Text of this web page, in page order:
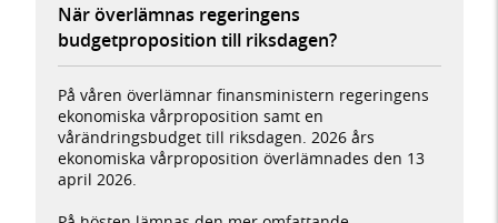
När överlämnas regeringens
budgetproposition till riksdagen?
På våren överlämnar finansministern regeringens
ekonomiska vårproposition samt en
vårändringsbudget till riksdagen. 2026 års
ekonomiska vårproposition överlämnades den 13
april 2026.